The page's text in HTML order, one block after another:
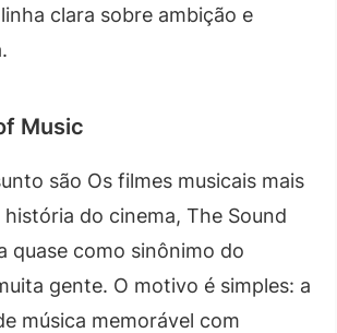
clara sobre ambição e
Music
são Os filmes musicais mais
do cinema, The Sound
quase como sinônimo do
gente. O motivo é simples: a
música memorável com